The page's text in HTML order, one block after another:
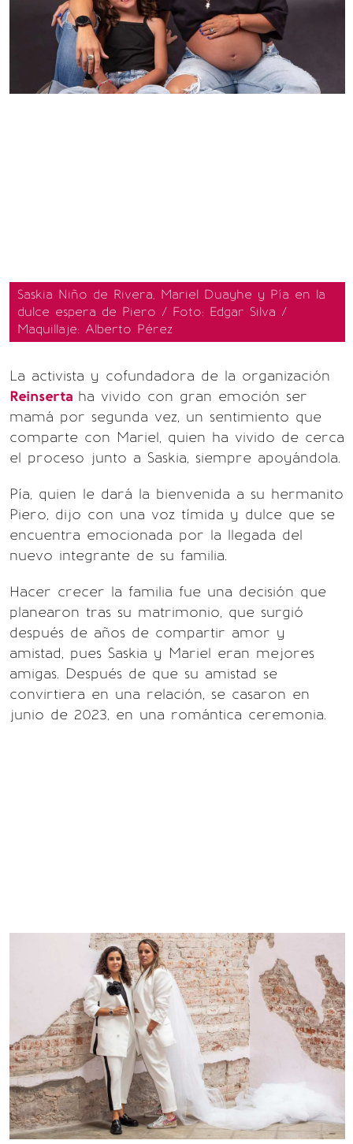
Saskia Niño de Rivera, Mariel Duayhe y Pía en la
dulce espera de Piero / Foto: Edgar Silva /
Maquillaje: Alberto Pérez
La activista y cofundadora de la organización
Reinserta ha vivido con gran emoción ser
mamá por segunda vez, un sentimiento que
comparte con Mariel, quien ha vivido de cerca
el proceso junto a Saskia, siempre apoyándola.
Pía, quien le dará la bienvenida a su hermanito
Piero, dijo con una voz tímida y dulce que se
encuentra emocionada por la llegada del
nuevo integrante de su familia.
Hacer crecer la familia fue una decisión que
planearon tras su matrimonio, que surgió
después de años de compartir amor y
amistad, pues Saskia y Mariel eran mejores
amigas. Después de que su amistad se
convirtiera en una relación, se casaron en
junio de 2023, en una romántica ceremonia.